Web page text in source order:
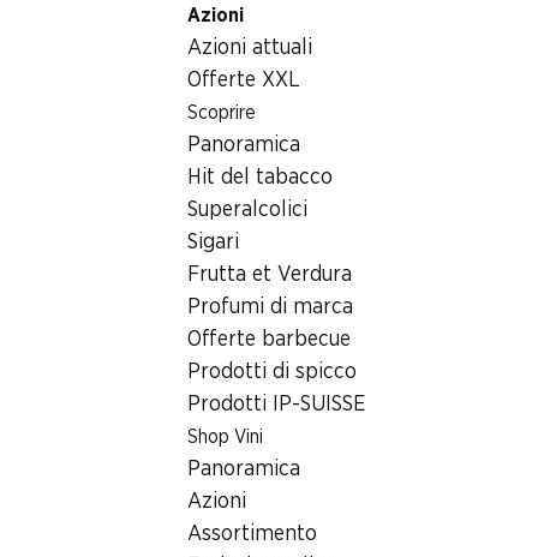
Azioni
Azioni attuali
Offerte XXL
Scoprire
Panoramica
Hit del tabacco
Superalcolici
Sigari
Frutta et Verdura
Profumi di marca
Offerte barbecue
Prodotti di spicco
Prodotti IP-SUISSE
Shop Vini
Panoramica
Azioni
Assortimento
Varie
Liquore alla cannella Cinnaboom
Liquore alla cannella
Cinnaboom